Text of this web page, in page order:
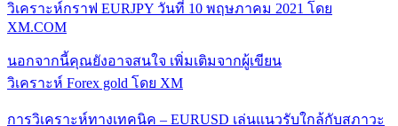
วิเคราะห์กราฟ EURJPY วันที่ 10 พฤษภาคม 2021 โดย
XM.COM
นอกจากนี้คุณยังอาจสนใจ เพิ่มเติมจากผู้เขียน
วิเคราะห์ Forex gold โดย XM
การวิเคราะห์ทางเทคนิค – EURUSD เล่นแนวรับใกล้กับสภาวะ